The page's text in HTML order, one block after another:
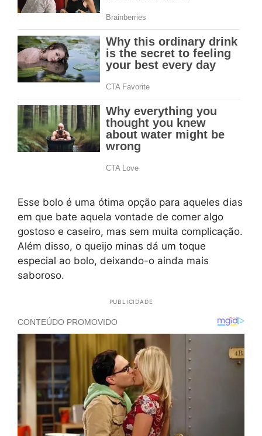
Esse bolo é uma ótima opção para aqueles dias
em que bate aquela vontade de comer algo
gostoso e caseiro, mas sem muita complicação.
Além disso, o queijo minas dá um toque
especial ao bolo, deixando-o ainda mais
saboroso.
PUBLICIDADE